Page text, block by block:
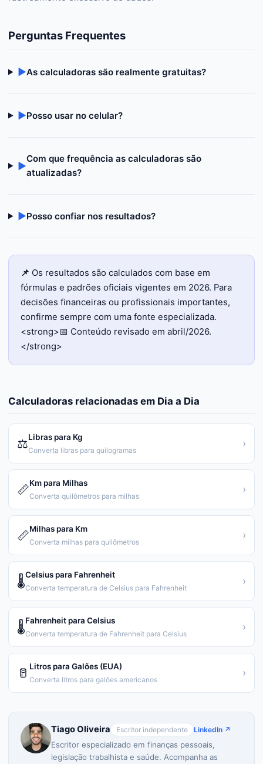
Perguntas Frequentes
▶As calculadoras são realmente gratuitas?
▶Posso usar no celular?
▶
Com que frequência as calculadoras são
atualizadas?
▶Posso confiar nos resultados?
📌 Os resultados são calculados com base em
fórmulas e padrões oficiais vigentes em 2026. Para
decisões financeiras ou profissionais importantes,
confirme sempre com uma fonte especializada.
<strong>📅 Conteúdo revisado em abril/2026.
</strong>
Calculadoras relacionadas em Dia a Dia
⚖️Libras para Kg
Converta libras para quilogramas
›
📏Km para Milhas
Converta quilômetros para milhas
›
📏Milhas para Km
Converta milhas para quilômetros
›
🌡️Celsius para Fahrenheit
Converta temperatura de Celsius para Fahrenheit
›
🌡️Fahrenheit para Celsius
Converta temperatura de Fahrenheit para Celsius
›
🥛 Litros para Galões (EUA)
Converta litros para galões americanos
›
Tiago Oliveira Escritor independente LinkedIn ↗
Escritor especializado em finanças pessoais,
legislação trabalhista e saúde. Acompanha as